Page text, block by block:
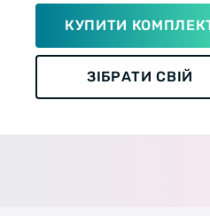
КУПИТИ
ЗІБРАТИ СВІЙ